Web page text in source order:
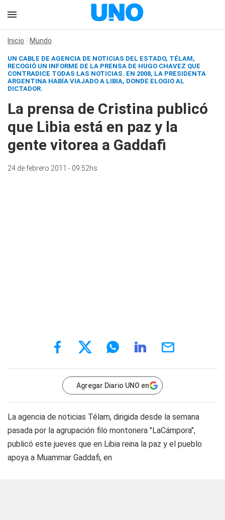
Inicio Mundo
UN CABLE DE AGENCIA DE NOTICIAS DEL ESTADO, TÉLAM,
RECOGIÓ UN INFORME DE LA PRENSA DE HUGO CHAVEZ QUE
CONTRADICE TODAS LAS NOTICIAS. EN 2008, LA PRESIDENTA
ARGENTINA HABÍA VIAJADO A LIBIA, DONDE ELOGIO AL
DICTADOR.
La prensa de Cristina publicó
que Libia está en paz y la
gente vitorea a Gaddafi
24 de febrero 2011 - 09:52hs
Agregar Diario UNO en
La agencia de noticias Télam, dirigida desde la semana
pasada por la agrupación filo montonera "LaCámpora",
publicó este jueves que en Libia reina la paz y el pueblo
apoya a Muammar Gaddafi, en